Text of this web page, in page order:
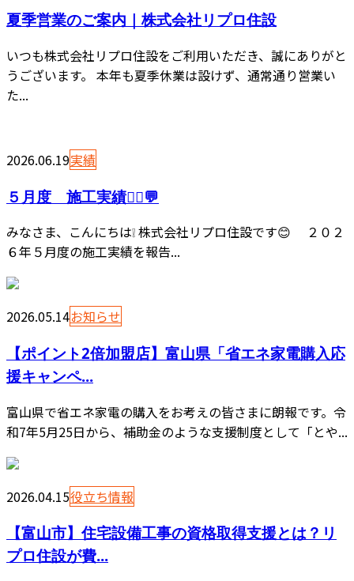
夏季営業のご案内｜株式会社リプロ住設
いつも株式会社リプロ住設をご利用いただき、誠にありがと
うございます。 本年も夏季休業は設けず、通常通り営業い
た...
2026.06.19実績
５月度 施工実績👷‍♂️💬
みなさま、こんにちは❕ 株式会社リプロ住設です😊 ２０２
６年５月度の施工実績を報告...
2026.05.14お知らせ
【ポイント2倍加盟店】富山県「省エネ家電購入応
援キャンペ...
富山県で省エネ家電の購入をお考えの皆さまに朗報です。令
和7年5月25日から、補助金のような支援制度として「とや...
2026.04.15役立ち情報
【富山市】住宅設備工事の資格取得支援とは？リ
プロ住設が費...